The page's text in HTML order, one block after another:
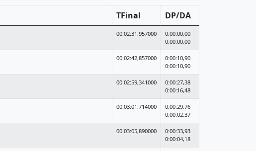
TFinal DP/DA
00:02:31,957000
0:00:00,00
0:00:00,00
00:02:42,857000
0:00:10,90
0:00:10,90
00:02:59,341000
0:00:27,38
0:00:16,48
00:03:01,714000
0:00:29,76
0:00:02,37
00:03:05,890000
0:00:33,93
0:00:04,18